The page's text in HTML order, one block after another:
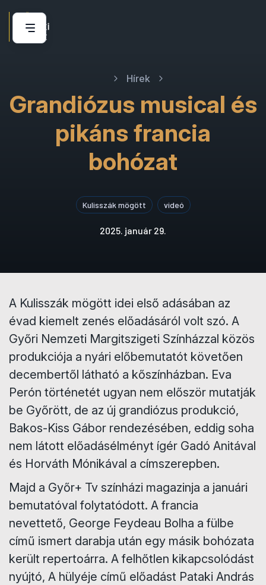
Hírek
Grandiózus musical és
pikáns francia
bohózat
Kulisszák mögött videó
2025. január 29.
A Kulisszák mögött idei első adásában az
évad kiemelt zenés előadásáról volt szó. A
Győri Nemzeti Margitszigeti Színházzal közös
produkciója a nyári előbemutatót követően
decembertől látható a kőszínházban. Eva
Perón történetét ugyan nem először mutatják
be Győrött, de az új grandiózus produkció,
Bakos-Kiss Gábor rendezésében, eddig soha
nem látott előadásélményt ígér Gadó Anitával
és Horváth Mónikával a címszerepben.
Majd a Győr+ Tv színházi magazinja a januári
bemutatóval folytatódott. A francia
nevettető, George Feydeau Bolha a fülbe
című ismert darabja után egy másik bohózata
került repertoárra. A felhőtlen kikapcsolódást
nyújtó, A hülyéje című előadást Pataki András